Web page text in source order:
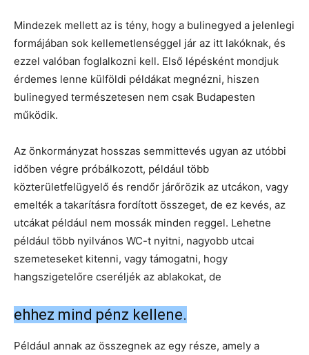
Mindezek mellett az is tény, hogy a bulinegyed a jelenlegi
formájában sok kellemetlenséggel jár az itt lakóknak, és
ezzel valóban foglalkozni kell. Első lépésként mondjuk
érdemes lenne külföldi példákat megnézni, hiszen
bulinegyed természetesen nem csak Budapesten
működik.
Az önkormányzat hosszas semmittevés ugyan az utóbbi
időben végre próbálkozott, például több
közterületfelügyelő és rendőr járőrözik az utcákon, vagy
emelték a takarításra fordított összeget, de ez kevés, az
utcákat például nem mossák minden reggel. Lehetne
például több nyilvános WC-t nyitni, nagyobb utcai
szemeteseket kitenni, vagy támogatni, hogy
hangszigetelőre cseréljék az ablakokat, de
ehhez mind pénz kellene.
Például annak az összegnek az egy része, amely a